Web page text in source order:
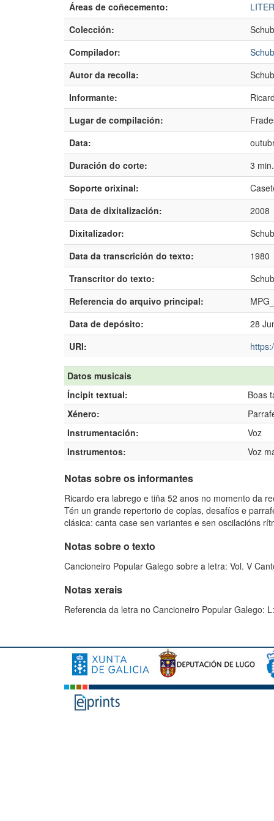
Áreas de coñecemento:
Colección:
Compilador:
Autor da recolla:
Informante:
Lugar de compilación:
Data:
Duración do corte:
3
Soporte orixinal:
Data de dixitalización:
2008
Dixitalizador:
Data da transcrición do texto:
1980
Transcritor do texto:
Referencia do arquivo principal:
Data de depósito:
28
URI:
Datos musicais
Íncipit textual:
Boas
Xénero:
Instrumentación:
Voz
Instrumentos:
Voz
Notas sobre os informantes
Ricardo era labrego e tiña 52 anos no momento da
Tén un grande repertorio de coplas, desafíos e
clásica: canta case sen variantes e sen oscilacións
Notas sobre o texto
Cancioneiro Popular Galego sobre a letra: Vol. V
Notas xerais
Referencia da letra no Cancioneiro Popular Galego: